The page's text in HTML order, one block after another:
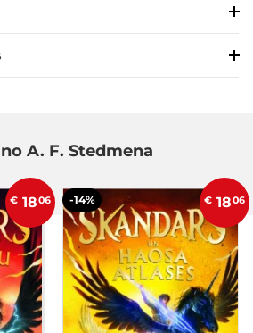
A. F. Stedmena
€ 1806 -14% € 1806